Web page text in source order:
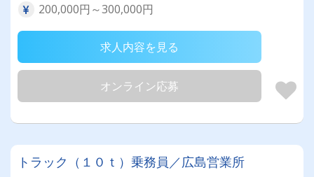
200,000円～300,000円
求人内容を見る
オンライン応募
トラック（１０ｔ）乗務員／広島営業所